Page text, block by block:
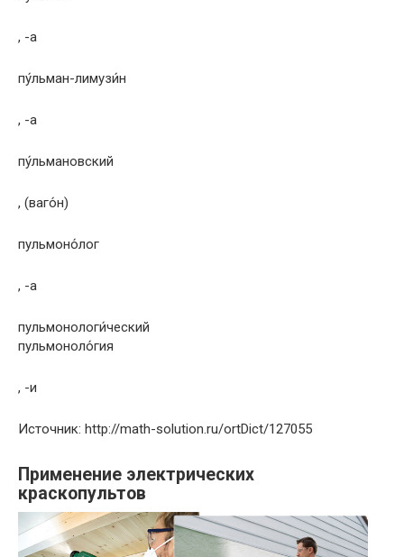
, -а
пу́льман-лимузи́н
, -а
пу́льмановский
, (ваго́н)
пульмоно́лог
, -а
пульмонологи́ческий
пульмоноло́гия
, -и
Источник: http://math-solution.ru/ortDict/127055
Применение электрических
краскопультов